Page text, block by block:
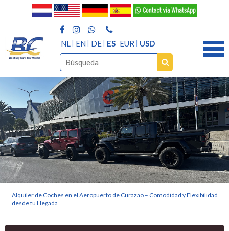
NL EN DE ES EUR USD
Alquiler de Coches en el Aeropuerto de Curazao – Comodidad y Flexibilidad
desde tu Llegada